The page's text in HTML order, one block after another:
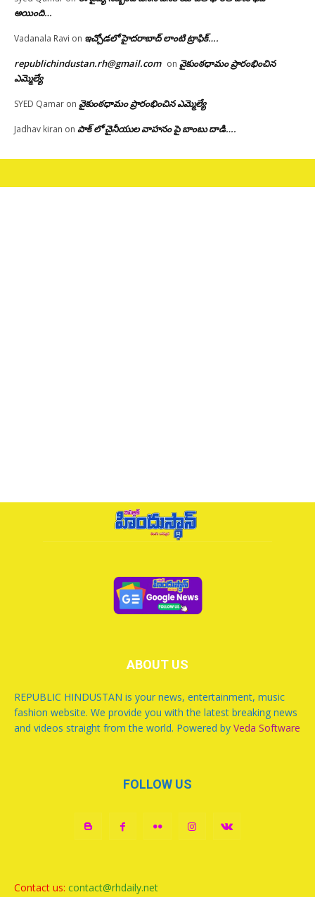
అయింది…
Vadanala Ravi on ఇచ్చోడలో హైదరాబాద్ లాంటి ట్రాఫిక్….
republichindustan.rh@gmail.com on వైకుంఠధామం ప్రారంభించిన
ఎమ్మెల్యే
SYED Qamar on వైకుంఠధామం ప్రారంభించిన ఎమ్మెల్యే
Jadhav kiran on పాక్ లో చైనీయుల వాహనం పై బాంబు దాడి….
ABOUT US
REPUBLIC HINDUSTAN is your news, entertainment, music
fashion website. We provide you with the latest breaking news
and videos straight from the world. Powered by Veda Software
FOLLOW US
Contact us: contact@rhdaily.net